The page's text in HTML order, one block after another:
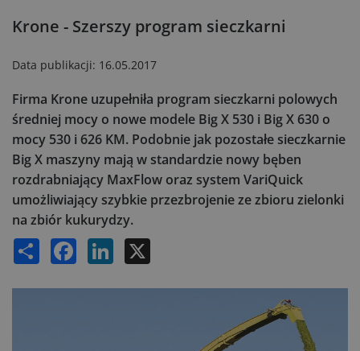
Krone - Szerszy program sieczkarni
Data publikacji: 16.05.2017
Firma Krone uzupełniła program sieczkarni polowych
średniej mocy o nowe modele Big X 530 i Big X 630 o
mocy 530 i 626 KM. Podobnie jak pozostałe sieczkarnie
Big X maszyny mają w standardzie nowy bęben
rozdrabniający MaxFlow oraz system VariQuick
umożliwiający szybkie przezbrojenie ze zbioru zielonki
na zbiór kukurydzy.
Share Facebook LinkedIn